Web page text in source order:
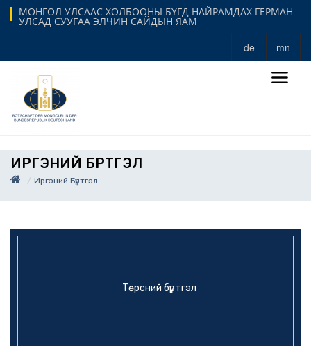
МОНГОЛ УЛСААС ХОЛБООНЫ БҮГД НАЙРАМДАХ ГЕРМАН
УЛСАД СУУГАА ЭЛЧИН САЙДЫН ЯАМ
de mn
ИРГЭНИЙ БҮРТГЭЛ
Иргэний Бүртгэл
Төрсний бүртгэл